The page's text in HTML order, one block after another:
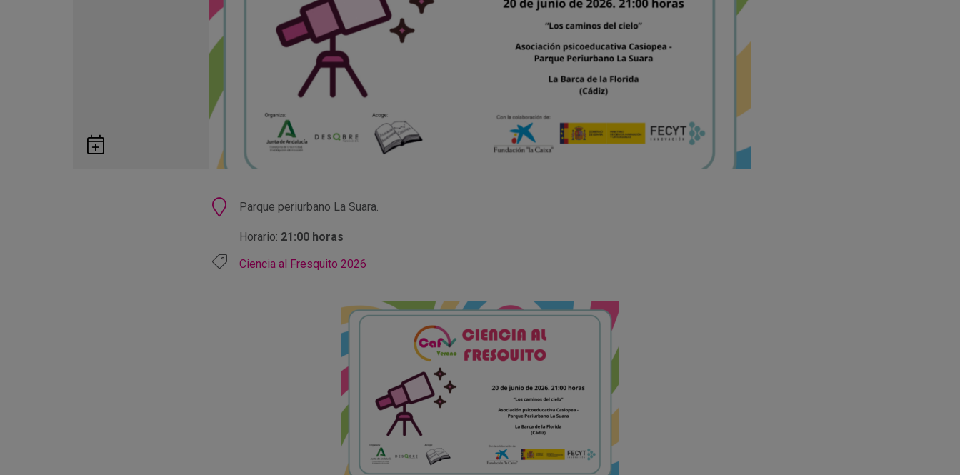
Guardar
en
Ubicación
Parque periurbano La Suara.
Horario: 21:00 horas
Ciencia al Fresquito 2026